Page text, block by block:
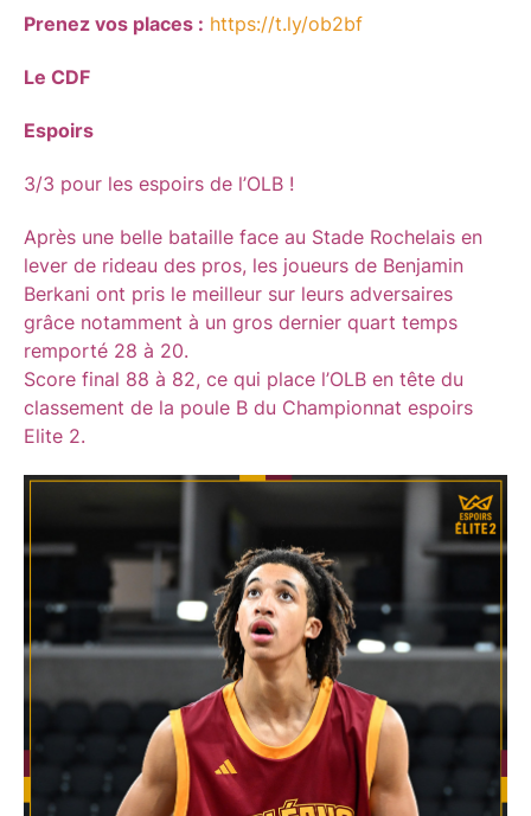
Prenez vos places : https://t.ly/ob2bf
Le CDF
Espoirs
3/3 pour les espoirs de l’OLB !
Après une belle bataille face au Stade Rochelais en
lever de rideau des pros, les joueurs de Benjamin
Berkani ont pris le meilleur sur leurs adversaires
grâce notamment à un gros dernier quart temps
remporté 28 à 20.
Score final 88 à 82, ce qui place l’OLB en tête du
classement de la poule B du Championnat espoirs
Elite 2.